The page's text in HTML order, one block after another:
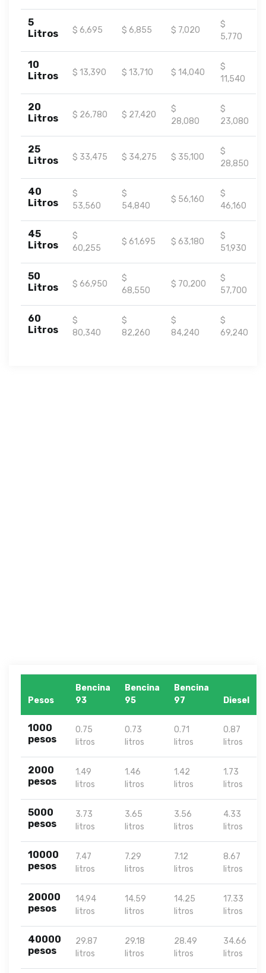
5
Litros
$ 6,695 $ 6,855 $ 7,020
$
5,770
10
Litros
$ 13,390 $ 13,710 $ 14,040
$
11,540
20
Litros
$ 26,780 $ 27,420
$
28,080
$
23,080
25
Litros
$ 33,475 $ 34,275 $ 35,100
$
28,850
40
Litros
$
53,560
$
54,840
$ 56,160
$
46,160
45
Litros
$
60,255
$ 61,695 $ 63,180
$
51,930
50
Litros
$ 66,950
$
68,550
$ 70,200
$
57,700
60
Litros
$
80,340
$
82,260
$
84,240
$
69,240
Pesos
Bencina
93
Bencina
95
Bencina
97
Diesel
1000
pesos
0.75
litros
0.73
litros
0.71
litros
0.87
litros
2000
pesos
1.49
litros
1.46
litros
1.42
litros
1.73
litros
5000
pesos
3.73
litros
3.65
litros
3.56
litros
4.33
litros
10000
pesos
7.47
litros
7.29
litros
7.12
litros
8.67
litros
20000
pesos
14.94
litros
14.59
litros
14.25
litros
17.33
litros
40000
pesos
29.87
litros
29.18
litros
28.49
litros
34.66
litros